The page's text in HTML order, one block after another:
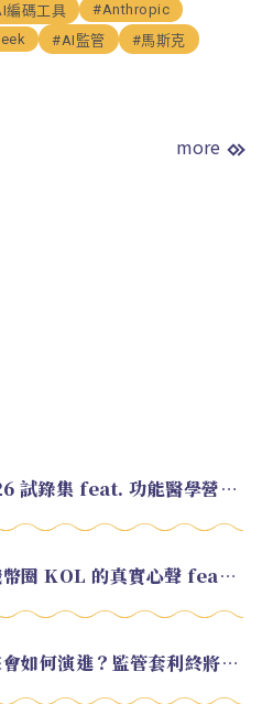
編碼工具
#Anthropic
#AI監管 #馬斯克
more
EP.220 好久不見！2026 試錄集 feat. 功能醫學營養師 美寶
EP.219 從銀行高管轉職幣圈 KOL 的真實心聲 feat.龜大
EP.217 美元穩定幣未來會如何演進？監管套利終將收斂？feat. 研究員 余哲安